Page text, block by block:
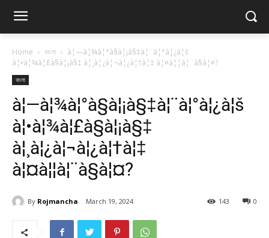
Home বাংলা
à¦—à¦¾à¦°à§à¦¡à§‡à¦¨à¦°à¦¿à¦š
à¦•à¦¾à¦£à§à¦¡à§‡ à¦¸à¦¿à¦¬à¦¿à¦†à¦‡ à¦¤à¦¦à¦¨à§à¦¤?
বাংলা
à¦—à¦¾à¦°à§à¦¡à§‡à¦¨à¦°à¦¿à¦š
à¦•à¦¾à¦£à§à¦¡à§‡
à¦¸à¦¿à¦¬à¦¿à¦†à¦‡
à¦¤à¦¦à¦¨à§à¦¤?
By Rojmancha March 19, 2024 0
143